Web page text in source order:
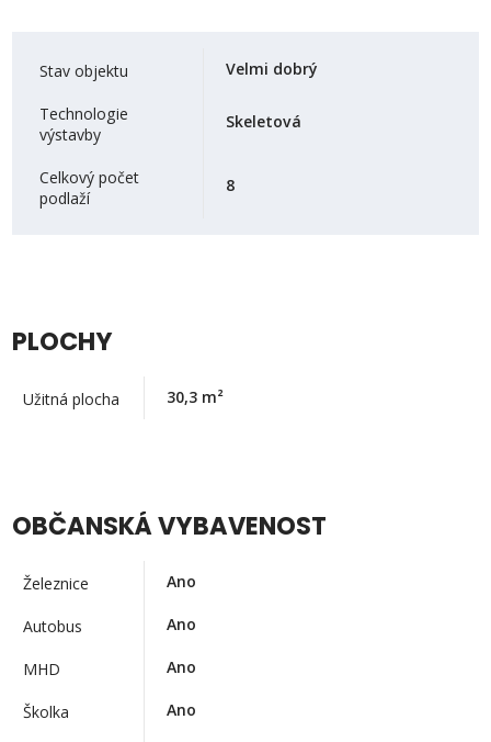
Stav objektu Velmi dobrý
Technologie
výstavby
Skeletová
Celkový počet
podlaží
8
PLOCHY
Užitná plocha 30,3 m²
OBČANSKÁ VYBAVENOST
Železnice Ano
Autobus Ano
MHD Ano
Školka Ano